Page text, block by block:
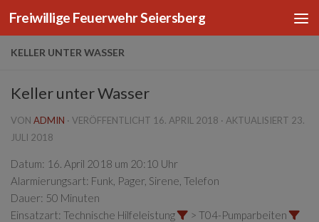
Zum Inhalt springen
Freiwillige Feuerwehr Seiersberg
KELLER UNTER WASSER
Keller unter Wasser
VON ADMIN · VERÖFFENTLICHT 16. APRIL 2018 · AKTUALISIERT 23.
JULI 2018
Datum: 16. April 2018 um 20:10 Uhr
Alarmierungsart: Funk, Pager, Sirene, Telefon
Dauer: 50 Minuten
Einsatzart: Technische Hilfeleistung
> T04-Pumparbeiten